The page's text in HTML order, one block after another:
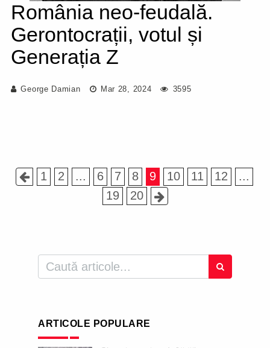
România neo-feudală.
Gerontocrații, votul și
Generația Z
George Damian Mar 28, 2024 3595
1 2 ... 6 7 8 9 10 11 12
...
19
20
ARTICOLE POPULARE